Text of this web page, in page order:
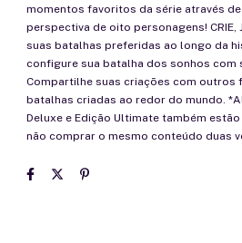
momentos favoritos da série através
perspectiva de oito personagens! CRIE,
suas batalhas preferidas ao longo da
configure sua batalha dos sonhos com
Compartilhe suas criações com outros
batalhas criadas ao redor do mundo.
Deluxe e Edição Ultimate também
não comprar o mesmo conteúdo duas